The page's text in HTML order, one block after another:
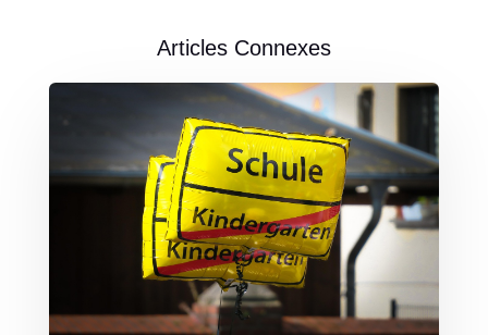
Articles Connexes